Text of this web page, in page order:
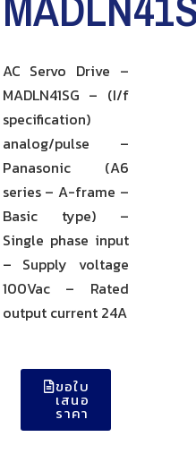
AC Servo Drive –
MADLN41SG – (I/f
specification)
analog/pulse –
Panasonic (A6
series – A-frame –
Basic type) –
Single phase input
– Supply voltage
100Vac – Rated
output current 24A
ขอใบ
เสนอ
ราคา